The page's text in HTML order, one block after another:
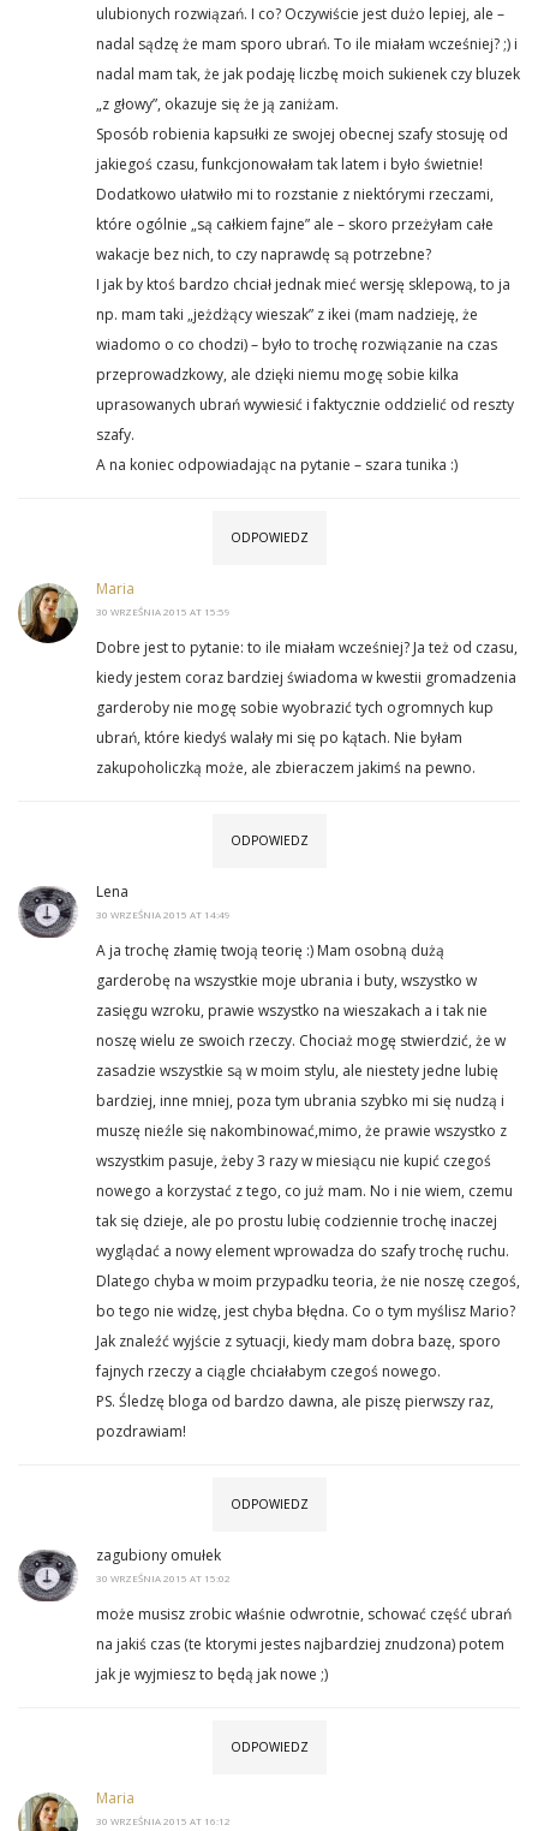
ulubionych rozwiązań. I co? Oczywiście jest dużo lepiej, ale –
nadal sądzę że mam sporo ubrań. To ile miałam wcześniej? ;) i
nadal mam tak, że jak podaję liczbę moich sukienek czy bluzek
„z głowy”, okazuje się że ją zaniżam.
Sposób robienia kapsułki ze swojej obecnej szafy stosuję od
jakiegoś czasu, funkcjonowałam tak latem i było świetnie!
Dodatkowo ułatwiło mi to rozstanie z niektórymi rzeczami,
które ogólnie „są całkiem fajne” ale – skoro przeżyłam całe
wakacje bez nich, to czy naprawdę są potrzebne?
I jak by ktoś bardzo chciał jednak mieć wersję sklepową, to ja
np. mam taki „jeżdżący wieszak” z ikei (mam nadzieję, że
wiadomo o co chodzi) – było to trochę rozwiązanie na czas
przeprowadzkowy, ale dzięki niemu mogę sobie kilka
uprasowanych ubrań wywiesić i faktycznie oddzielić od reszty
szafy.
A na koniec odpowiadając na pytanie – szara tunika :)
ODPOWIEDZ
Maria
30 WRZEŚNIA 2015 AT 15:59
Dobre jest to pytanie: to ile miałam wcześniej? Ja też od czasu,
kiedy jestem coraz bardziej świadoma w kwestii gromadzenia
garderoby nie mogę sobie wyobrazić tych ogromnych kup
ubrań, które kiedyś walały mi się po kątach. Nie byłam
zakupoholiczką może, ale zbieraczem jakimś na pewno.
ODPOWIEDZ
Lena
30 WRZEŚNIA 2015 AT 14:49
A ja trochę złamię twoją teorię :) Mam osobną dużą
garderobę na wszystkie moje ubrania i buty, wszystko w
zasięgu wzroku, prawie wszystko na wieszakach a i tak nie
noszę wielu ze swoich rzeczy. Chociaż mogę stwierdzić, że w
zasadzie wszystkie są w moim stylu, ale niestety jedne lubię
bardziej, inne mniej, poza tym ubrania szybko mi się nudzą i
muszę nieźle się nakombinować,mimo, że prawie wszystko z
wszystkim pasuje, żeby 3 razy w miesiącu nie kupić czegoś
nowego a korzystać z tego, co już mam. No i nie wiem, czemu
tak się dzieje, ale po prostu lubię codziennie trochę inaczej
wyglądać a nowy element wprowadza do szafy trochę ruchu.
Dlatego chyba w moim przypadku teoria, że nie noszę czegoś,
bo tego nie widzę, jest chyba błędna. Co o tym myślisz Mario?
Jak znaleźć wyjście z sytuacji, kiedy mam dobra bazę, sporo
fajnych rzeczy a ciągle chciałabym czegoś nowego.
PS. Śledzę bloga od bardzo dawna, ale piszę pierwszy raz,
pozdrawiam!
ODPOWIEDZ
zagubiony omułek
30 WRZEŚNIA 2015 AT 15:02
może musisz zrobic właśnie odwrotnie, schować część ubrań
na jakiś czas (te ktorymi jestes najbardziej znudzona) potem
jak je wyjmiesz to będą jak nowe ;)
ODPOWIEDZ
Maria
30 WRZEŚNIA 2015 AT 16:12